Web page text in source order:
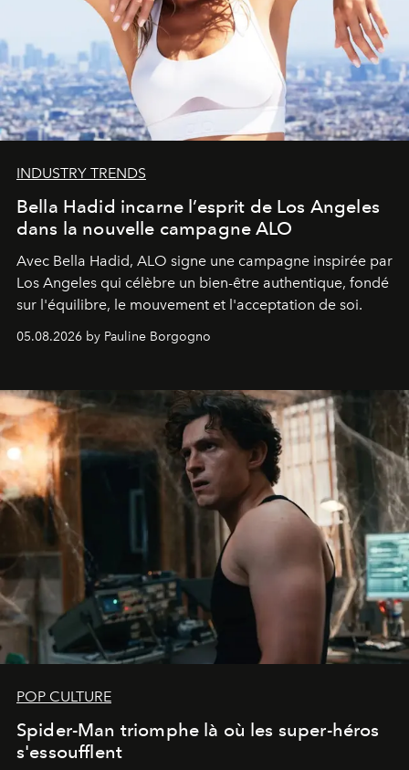
INDUSTRY TRENDS
Bella Hadid incarne l’esprit de Los Angeles
dans la nouvelle campagne ALO
Avec Bella Hadid, ALO signe une campagne inspirée par
Los Angeles qui célèbre un bien-être authentique, fondé
sur l'équilibre, le mouvement et l'acceptation de soi.
05.08.2026 by Pauline Borgogno
POP CULTURE
Spider-Man triomphe là où les super-héros
s'essoufflent